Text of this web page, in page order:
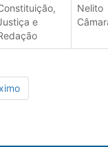
e
Nelito